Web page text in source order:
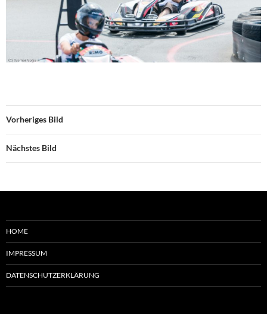
Vorheriges Bild
Nächstes Bild
HOME
IMPRESSUM
DATENSCHUTZERKLÄRUNG